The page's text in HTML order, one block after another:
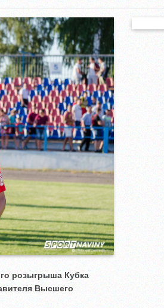
розыгрыша Кубка
Высшего